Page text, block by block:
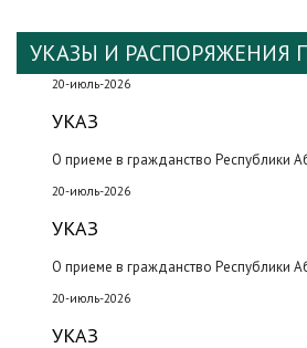
УКАЗЫ И РАСПОРЯЖЕНИЯ
20-июль-2026
УКАЗ
О приеме в гражданство Республики
20-июль-2026
УКАЗ
О приеме в гражданство Республики
20-июль-2026
УКАЗ